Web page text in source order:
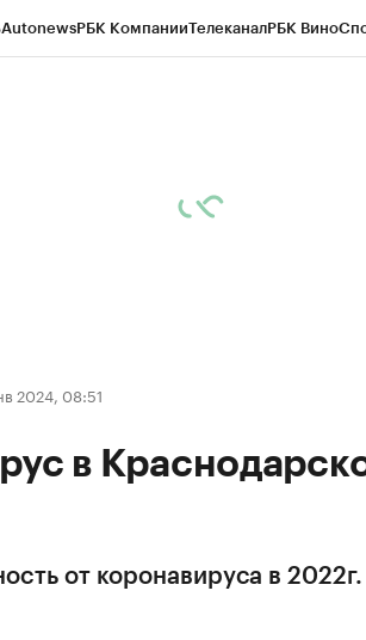
AutonewsРБК КомпанииТелеканалРБК Вино
2024, 08:51
в
от коронавируса в